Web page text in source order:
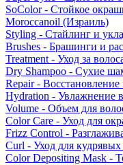
SoColor - Стойкое
Moroccanoil (Израиль)
Styling - Стайлинг и
Brushes - Брашинги и
Treatment - Уход за
Dry Shampoo - Сухие
Repair - Восстановление
Hydration - Увлажнение
Volume - Объем для
Color Care - Уход для
Frizz Control -
Curl - Уход для кудрявых
Color Depositing Mask -